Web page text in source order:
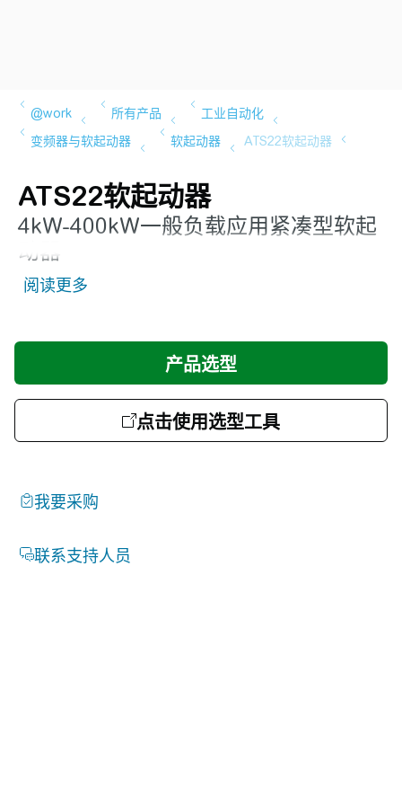
ATS22软起动器
4kW-400kW一般负载应用紧凑型软起
动器